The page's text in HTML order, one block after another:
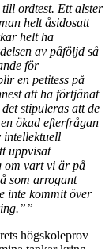
ordtest. Ett alster
helt åsidosatt
helt ha
av påföljd så
för
en petitess på
att ha förtjänat
stipuleras att de
ökad efterfrågan
intellektuell
uppvisat
om vart vi är på
som arrogant
inte kommit över
högskoleprov